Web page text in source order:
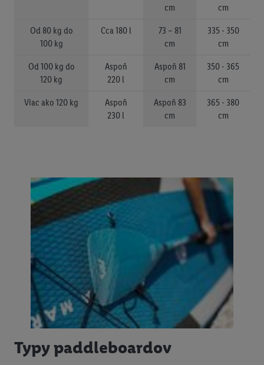
cm cm
Od 80 kg do
100 kg
Cca 180 l
73 – 81
cm
335 - 350
cm
Od 100 kg do
120 kg
Aspoň
220 l
Aspoň 81
cm
350 - 365
cm
Viac ako 120 kg
Aspoň
230 l
Aspoň 83
cm
365 - 380
cm
Typy paddleboardov